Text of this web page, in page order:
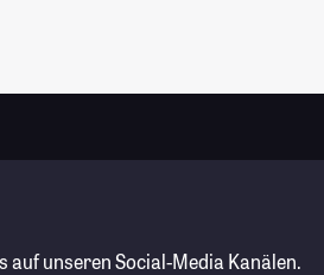
auf unseren Social-Media Kanälen.